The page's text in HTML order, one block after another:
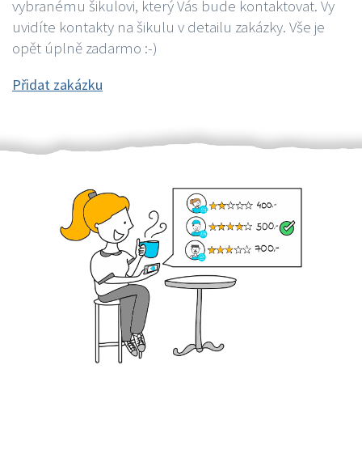
vybranému šikulovi, který Vás bude kontaktovat. Vy
uvidíte kontakty na šikulu v detailu zakázky. Vše je
opět úplně zadarmo :-)
Přidat zakázku